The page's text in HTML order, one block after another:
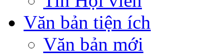
Văn bản tiện ích
Văn bản mới